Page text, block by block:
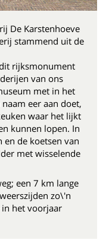
De Karstenhoeve
stammend uit de
rijksmonument
van ons
met in het
eer aan doet,
waar het lijkt
kunnen lopen. In
en de koetsen van
met wisselende
een 7 km lange
zo\'n
het voorjaar